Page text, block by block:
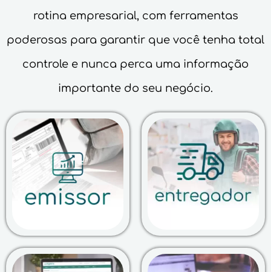
rotina empresarial, com ferramentas
poderosas para garantir que você tenha total
controle e nunca perca uma informação
importante do seu negócio.